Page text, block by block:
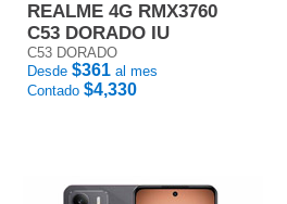
REALME 4G RMX3760
C53 DORADO IU
C53 DORADO
Desde $361 al mes
Contado $4,330